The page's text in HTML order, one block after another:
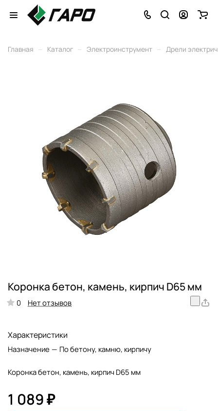
Главная – Каталог – Электроинструмент – Дрели
Коронка бетон, камень, кирпич D65 мм
0 Нет отзывов
Характеристики
Назначение — По бетону, камню, кирпичу
Коронка бетон, камень, кирпич D65 мм
1 089 ₽